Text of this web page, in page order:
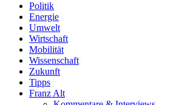
Politik
Energie
Umwelt
Wirtschaft
Mobilität
Wissenschaft
Zukunft
Tipps
Franz Alt